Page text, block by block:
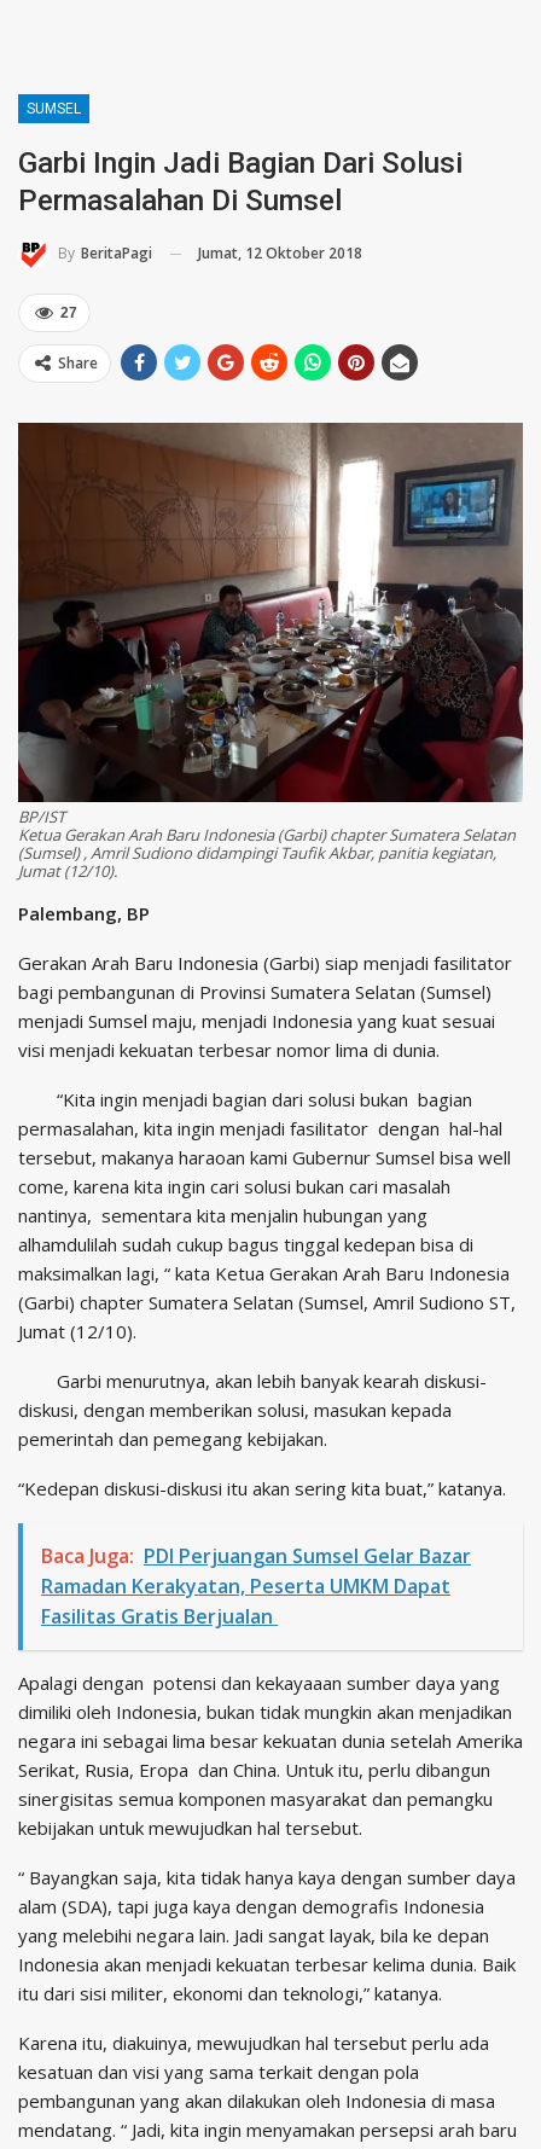
SUMSEL
Garbi Ingin Jadi Bagian Dari Solusi
Permasalahan Di Sumsel
By BeritaPagi Jumat, 12 Oktober 2018
27
Share
BP/IST
Ketua Gerakan Arah Baru Indonesia (Garbi) chapter Sumatera Selatan
(Sumsel) , Amril Sudiono didampingi Taufik Akbar, panitia kegiatan,
Jumat (12/10).
Palembang, BP
Gerakan Arah Baru Indonesia (Garbi) siap menjadi fasilitator
bagi pembangunan di Provinsi Sumatera Selatan (Sumsel)
menjadi Sumsel maju, menjadi Indonesia yang kuat sesuai
visi menjadi kekuatan terbesar nomor lima di dunia.
“Kita ingin menjadi bagian dari solusi bukan bagian
permasalahan, kita ingin menjadi fasilitator dengan hal-hal
tersebut, makanya haraoan kami Gubernur Sumsel bisa well
come, karena kita ingin cari solusi bukan cari masalah
nantinya, sementara kita menjalin hubungan yang
alhamdulilah sudah cukup bagus tinggal kedepan bisa di
maksimalkan lagi, “ kata Ketua Gerakan Arah Baru Indonesia
(Garbi) chapter Sumatera Selatan (Sumsel, Amril Sudiono ST,
Jumat (12/10).
Garbi menurutnya, akan lebih banyak kearah diskusi-
diskusi, dengan memberikan solusi, masukan kepada
pemerintah dan pemegang kebijakan.
“Kedepan diskusi-diskusi itu akan sering kita buat,” katanya.
Baca Juga: PDI Perjuangan Sumsel Gelar Bazar
Ramadan Kerakyatan, Peserta UMKM Dapat
Fasilitas Gratis Berjualan
Apalagi dengan potensi dan kekayaaan sumber daya yang
dimiliki oleh Indonesia, bukan tidak mungkin akan menjadikan
negara ini sebagai lima besar kekuatan dunia setelah Amerika
Serikat, Rusia, Eropa dan China. Untuk itu, perlu dibangun
sinergisitas semua komponen masyarakat dan pemangku
kebijakan untuk mewujudkan hal tersebut.
“ Bayangkan saja, kita tidak hanya kaya dengan sumber daya
alam (SDA), tapi juga kaya dengan demografis Indonesia
yang melebihi negara lain. Jadi sangat layak, bila ke depan
Indonesia akan menjadi kekuatan terbesar kelima dunia. Baik
itu dari sisi militer, ekonomi dan teknologi,” katanya.
Karena itu, diakuinya, mewujudkan hal tersebut perlu ada
kesatuan dan visi yang sama terkait dengan pola
pembangunan yang akan dilakukan oleh Indonesia di masa
mendatang. “ Jadi, kita ingin menyamakan persepsi arah baru